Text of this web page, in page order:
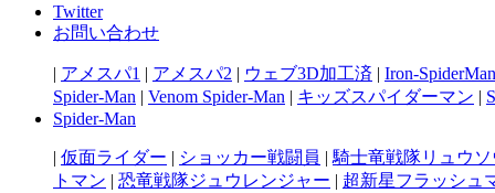
Twitter
お問い合わせ
| アメスパ1 | アメスパ2 | ウェブ3D加工済 | Iron-SpiderMan
Spider-Man | Venom Spider-Man | キッズスパイダーマン |
Spider-Man
| 仮面ライダー | ショッカー戦闘員 | 騎士竜戦隊リュウ
トマン | 恐竜戦隊ジュウレンジャー | 超新星フラッシュ